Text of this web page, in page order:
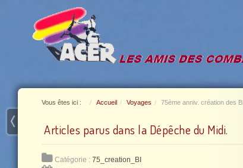
Vous êtes ici : Accueil Voyages 75ème anniv. création des BI
Articles parus dans la Dépêche du Midi.
Catégorie : 75_creation_BI